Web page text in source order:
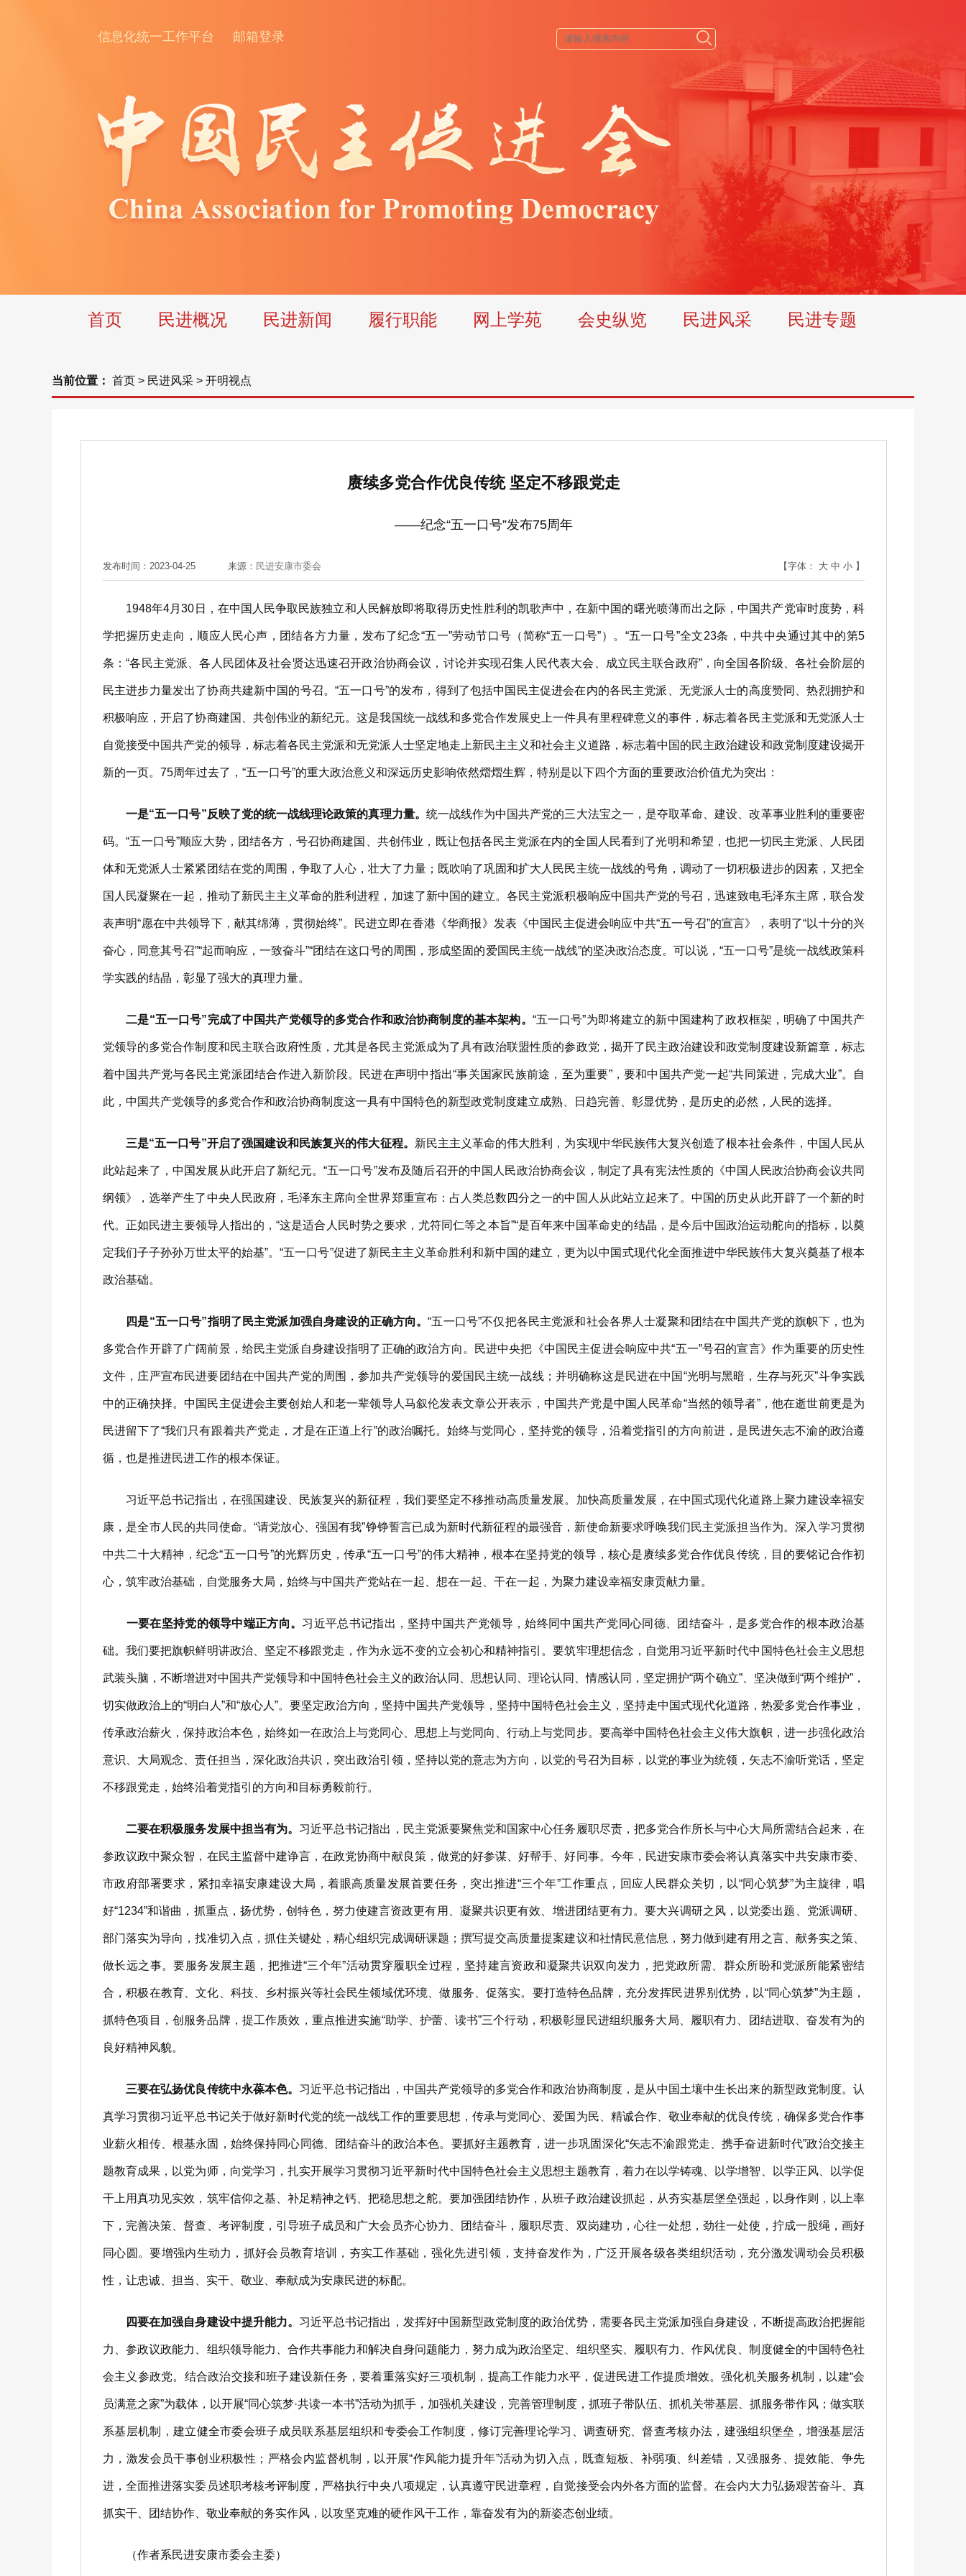
信息化统一工作平台 邮箱登录
首页 民进概况 民进新闻 履行职能 网上学苑 会史纵览 民进风采 民进专题
当前位置： 首页 > 民进风采 > 开明视点
赓续多党合作优良传统 坚定不移跟党走
——纪念“五一口号”发布75周年
发布时间：2023-04-25 来源： 民进安康市委会 【字体： 大 中 小 】
1948年4月30日，在中国人民争取民族独立和人民解放即将取得历史性胜利的凯歌声中，在新中国的曙光喷薄而出之际，中国共产党审时度势，科
学把握历史走向，顺应人民心声，团结各方力量，发布了纪念“五一”劳动节口号（简称“五一口号”）。“五一口号”全文23条，中共中央通过其中的第5
条：“各民主党派、各人民团体及社会贤达迅速召开政治协商会议，讨论并实现召集人民代表大会、成立民主联合政府”，向全国各阶级、各社会阶层的
民主进步力量发出了协商共建新中国的号召。“五一口号”的发布，得到了包括中国民主促进会在内的各民主党派、无党派人士的高度赞同、热烈拥护和
积极响应，开启了协商建国、共创伟业的新纪元。这是我国统一战线和多党合作发展史上一件具有里程碑意义的事件，标志着各民主党派和无党派人士
自觉接受中国共产党的领导，标志着各民主党派和无党派人士坚定地走上新民主主义和社会主义道路，标志着中国的民主政治建设和政党制度建设揭开
新的一页。75周年过去了，“五一口号”的重大政治意义和深远历史影响依然熠熠生辉，特别是以下四个方面的重要政治价值尤为突出：
一是“五一口号”反映了党的统一战线理论政策的真理力量。 统一战线作为中国共产党的三大法宝之一，是夺取革命、建设、改革事业胜利的重要密
码。“五一口号”顺应大势，团结各方，号召协商建国、共创伟业，既让包括各民主党派在内的全国人民看到了光明和希望，也把一切民主党派、人民团
体和无党派人士紧紧团结在党的周围，争取了人心，壮大了力量；既吹响了巩固和扩大人民民主统一战线的号角，调动了一切积极进步的因素，又把全
国人民凝聚在一起，推动了新民主主义革命的胜利进程，加速了新中国的建立。各民主党派积极响应中国共产党的号召，迅速致电毛泽东主席，联合发
表声明“愿在中共领导下，献其绵薄，贯彻始终”。民进立即在香港《华商报》发表《中国民主促进会响应中共“五一号召”的宣言》，表明了“以十分的兴
奋心，同意其号召”“起而响应，一致奋斗”“团结在这口号的周围，形成坚固的爱国民主统一战线”的坚决政治态度。可以说，“五一口号”是统一战线政策科
学实践的结晶，彰显了强大的真理力量。
二是“五一口号”完成了中国共产党领导的多党合作和政治协商制度的基本架构。 “五一口号”为即将建立的新中国建构了政权框架，明确了中国共产
党领导的多党合作制度和民主联合政府性质，尤其是各民主党派成为了具有政治联盟性质的参政党，揭开了民主政治建设和政党制度建设新篇章，标志
着中国共产党与各民主党派团结合作进入新阶段。民进在声明中指出“事关国家民族前途，至为重要”，要和中国共产党一起“共同策进，完成大业”。自
此，中国共产党领导的多党合作和政治协商制度这一具有中国特色的新型政党制度建立成熟、日趋完善、彰显优势，是历史的必然，人民的选择。
三是“五一口号”开启了强国建设和民族复兴的伟大征程。 新民主主义革命的伟大胜利，为实现中华民族伟大复兴创造了根本社会条件，中国人民从
此站起来了，中国发展从此开启了新纪元。“五一口号”发布及随后召开的中国人民政治协商会议，制定了具有宪法性质的《中国人民政治协商会议共同
纲领》，选举产生了中央人民政府，毛泽东主席向全世界郑重宣布：占人类总数四分之一的中国人从此站立起来了。中国的历史从此开辟了一个新的时
代。正如民进主要领导人指出的，“这是适合人民时势之要求，尤符同仁等之本旨”“是百年来中国革命史的结晶，是今后中国政治运动舵向的指标，以奠
定我们子子孙孙万世太平的始基”。“五一口号”促进了新民主主义革命胜利和新中国的建立，更为以中国式现代化全面推进中华民族伟大复兴奠基了根本
政治基础。
四是“五一口号”指明了民主党派加强自身建设的正确方向。“五一口号”不仅把各民主党派和社会各界人士凝聚和团结在中国共产党的旗帜下，也为
多党合作开辟了广阔前景，给民主党派自身建设指明了正确的政治方向。民进中央把《中国民主促进会响应中共“五一”号召的宣言》作为重要的历史性
文件，庄严宣布民进要团结在中国共产党的周围，参加共产党领导的爱国民主统一战线；并明确称这是民进在中国“光明与黑暗，生存与死灭”斗争实践
中的正确抉择。中国民主促进会主要创始人和老一辈领导人马叙伦发表文章公开表示，中国共产党是中国人民革命“当然的领导者”，他在逝世前更是为
民进留下了“我们只有跟着共产党走，才是在正道上行”的政治嘱托。始终与党同心，坚持党的领导，沿着党指引的方向前进，是民进矢志不渝的政治遵
循，也是推进民进工作的根本保证。
习近平总书记指出，在强国建设、民族复兴的新征程，我们要坚定不移推动高质量发展。加快高质量发展，在中国式现代化道路上聚力建设幸福安
康，是全市人民的共同使命。“请党放心、强国有我”铮铮誓言已成为新时代新征程的最强音，新使命新要求呼唤我们民主党派担当作为。深入学习贯彻
中共二十大精神，纪念“五一口号”的光辉历史，传承“五一口号”的伟大精神，根本在坚持党的领导，核心是赓续多党合作优良传统，目的要铭记合作初
心，筑牢政治基础，自觉服务大局，始终与中国共产党站在一起、想在一起、干在一起，为聚力建设幸福安康贡献力量。
一要在坚持党的领导中端正方向。 习近平总书记指出，坚持中国共产党领导，始终同中国共产党同心同德、团结奋斗，是多党合作的根本政治基
础。我们要把旗帜鲜明讲政治、坚定不移跟党走，作为永远不变的立会初心和精神指引。要筑牢理想信念，自觉用习近平新时代中国特色社会主义思想
武装头脑，不断增进对中国共产党领导和中国特色社会主义的政治认同、思想认同、理论认同、情感认同，坚定拥护“两个确立”、坚决做到“两个维护”，
切实做政治上的“明白人”和“放心人”。要坚定政治方向，坚持中国共产党领导，坚持中国特色社会主义，坚持走中国式现代化道路，热爱多党合作事业，
传承政治薪火，保持政治本色，始终如一在政治上与党同心、思想上与党同向、行动上与党同步。要高举中国特色社会主义伟大旗帜，进一步强化政治
意识、大局观念、责任担当，深化政治共识，突出政治引领，坚持以党的意志为方向，以党的号召为目标，以党的事业为统领，矢志不渝听党话，坚定
不移跟党走，始终沿着党指引的方向和目标勇毅前行。
二要在积极服务发展中担当有为。 习近平总书记指出，民主党派要聚焦党和国家中心任务履职尽责，把多党合作所长与中心大局所需结合起来，在
参政议政中聚众智，在民主监督中建诤言，在政党协商中献良策，做党的好参谋、好帮手、好同事。今年，民进安康市委会将认真落实中共安康市委、
市政府部署要求，紧扣幸福安康建设大局，着眼高质量发展首要任务，突出推进“三个年”工作重点，回应人民群众关切，以“同心筑梦”为主旋律，唱
好“1234”和谐曲，抓重点，扬优势，创特色，努力使建言资政更有用、凝聚共识更有效、增进团结更有力。要大兴调研之风，以党委出题、党派调研、
部门落实为导向，找准切入点，抓住关键处，精心组织完成调研课题；撰写提交高质量提案建议和社情民意信息，努力做到建有用之言、献务实之策、
做长远之事。要服务发展主题，把推进“三个年”活动贯穿履职全过程，坚持建言资政和凝聚共识双向发力，把党政所需、群众所盼和党派所能紧密结
合，积极在教育、文化、科技、乡村振兴等社会民生领域优环境、做服务、促落实。要打造特色品牌，充分发挥民进界别优势，以“同心筑梦”为主题，
抓特色项目，创服务品牌，提工作质效，重点推进实施“助学、护蕾、读书”三个行动，积极彰显民进组织服务大局、履职有力、团结进取、奋发有为的
良好精神风貌。
三要在弘扬优良传统中永葆本色。 习近平总书记指出，中国共产党领导的多党合作和政治协商制度，是从中国土壤中生长出来的新型政党制度。认
真学习贯彻习近平总书记关于做好新时代党的统一战线工作的重要思想，传承与党同心、爱国为民、精诚合作、敬业奉献的优良传统，确保多党合作事
业薪火相传、根基永固，始终保持同心同德、团结奋斗的政治本色。要抓好主题教育，进一步巩固深化“矢志不渝跟党走、携手奋进新时代”政治交接主
题教育成果，以党为师，向党学习，扎实开展学习贯彻习近平新时代中国特色社会主义思想主题教育，着力在以学铸魂、以学增智、以学正风、以学促
干上用真功见实效，筑牢信仰之基、补足精神之钙、把稳思想之舵。要加强团结协作，从班子政治建设抓起，从夯实基层堡垒强起，以身作则，以上率
下，完善决策、督查、考评制度，引导班子成员和广大会员齐心协力、团结奋斗，履职尽责、双岗建功，心往一处想，劲往一处使，拧成一股绳，画好
同心圆。要增强内生动力，抓好会员教育培训，夯实工作基础，强化先进引领，支持奋发作为，广泛开展各级各类组织活动，充分激发调动会员积极
性，让忠诚、担当、实干、敬业、奉献成为安康民进的标配。
四要在加强自身建设中提升能力。 习近平总书记指出，发挥好中国新型政党制度的政治优势，需要各民主党派加强自身建设，不断提高政治把握能
力、参政议政能力、组织领导能力、合作共事能力和解决自身问题能力，努力成为政治坚定、组织坚实、履职有力、作风优良、制度健全的中国特色社
会主义参政党。结合政治交接和班子建设新任务，要着重落实好三项机制，提高工作能力水平，促进民进工作提质增效。强化机关服务机制，以建“会
员满意之家”为载体，以开展“同心筑梦·共读一本书”活动为抓手，加强机关建设，完善管理制度，抓班子带队伍、抓机关带基层、抓服务带作风；做实联
系基层机制，建立健全市委会班子成员联系基层组织和专委会工作制度，修订完善理论学习、调查研究、督查考核办法，建强组织堡垒，增强基层活
力，激发会员干事创业积极性；严格会内监督机制，以开展“作风能力提升年”活动为切入点，既查短板、补弱项、纠差错，又强服务、提效能、争先
进，全面推进落实委员述职考核考评制度，严格执行中央八项规定，认真遵守民进章程，自觉接受会内外各方面的监督。在会内大力弘扬艰苦奋斗、真
抓实干、团结协作、敬业奉献的务实作风，以攻坚克难的硬作风干工作，靠奋发有为的新姿态创业绩。
（作者系民进安康市委会主委）